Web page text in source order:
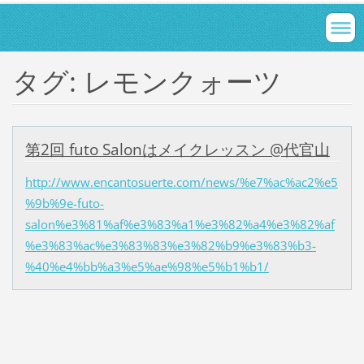
タグ: レモンクォーツ
第2回 futo Salonはメイクレッスン @代官山
http://www.encantosuerte.com/news/%e7%ac%ac2%e5
%9b%9e-futo-
salon%e3%81%af%e3%83%a1%e3%82%a4%e3%82%af
%e3%83%ac%e3%83%83%e3%82%b9%e3%83%b3-
%40%e4%bb%a3%e5%ae%98%e5%b1%b1/